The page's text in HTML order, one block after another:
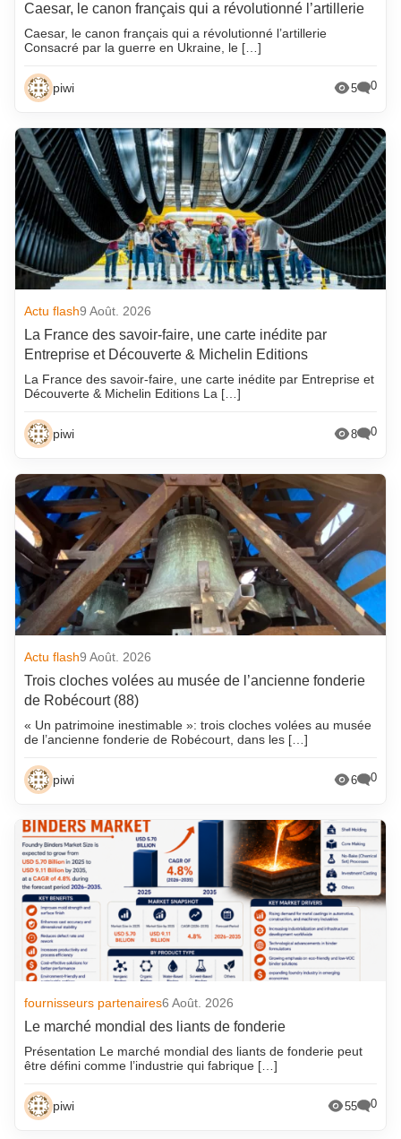
Caesar, le canon français qui a révolutionné l’artillerie
Caesar, le canon français qui a révolutionné l’artillerie
Consacré par la guerre en Ukraine, le […]
piwi 5 0
Actu flash9 Août. 2026
La France des savoir-faire, une carte inédite par
Entreprise et Découverte & Michelin Editions
La France des savoir-faire, une carte inédite par Entreprise et
Découverte & Michelin Editions La […]
piwi 8 0
Actu flash9 Août. 2026
Trois cloches volées au musée de l’ancienne fonderie
de Robécourt (88)
« Un patrimoine inestimable »: trois cloches volées au musée
de l’ancienne fonderie de Robécourt, dans les […]
piwi 6 0
fournisseurs partenaires6 Août. 2026
Le marché mondial des liants de fonderie
Présentation Le marché mondial des liants de fonderie peut
être défini comme l’industrie qui fabrique […]
piwi 55 0